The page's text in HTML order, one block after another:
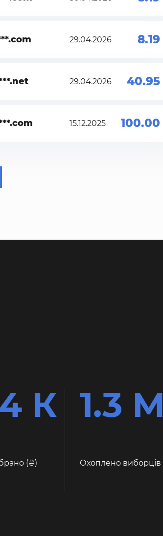
29.04.2026 8.19
29.04.2026 40.95
15.12.2025 100.00
К
( )
1.3 М
Охоплено виборців